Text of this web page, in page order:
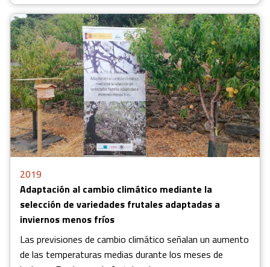
2019
Adaptación al cambio climático mediante la
selección de variedades frutales adaptadas a
inviernos menos fríos
Las previsiones de cambio climático señalan un aumento
de las temperaturas medias durante los meses de